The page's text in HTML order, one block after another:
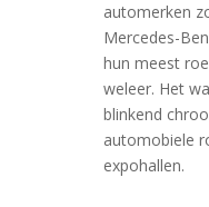
automerken
Mercedes-
hun meest
weleer. Het
blinkend
automobiele
expohallen.